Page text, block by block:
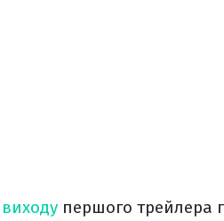
першого трейлера